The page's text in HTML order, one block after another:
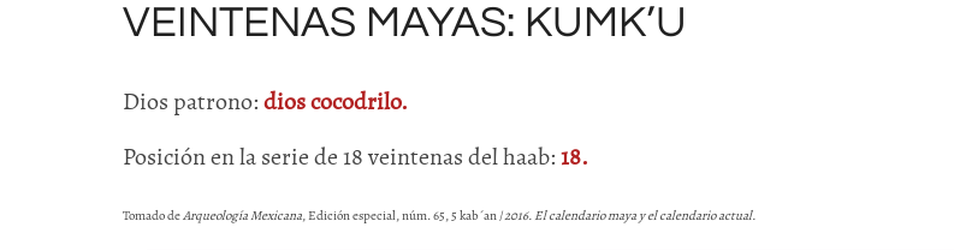
VEINTENAS MAYAS: KUMK’U
Dios patrono:dios cocodrilo.
Posición en la serie de 18 veintenas del haab:18.
Tomado deArqueología Mexicana, Edición especial, núm. 65, 5 kab´an /2016. El calendario maya y el calendario actual.